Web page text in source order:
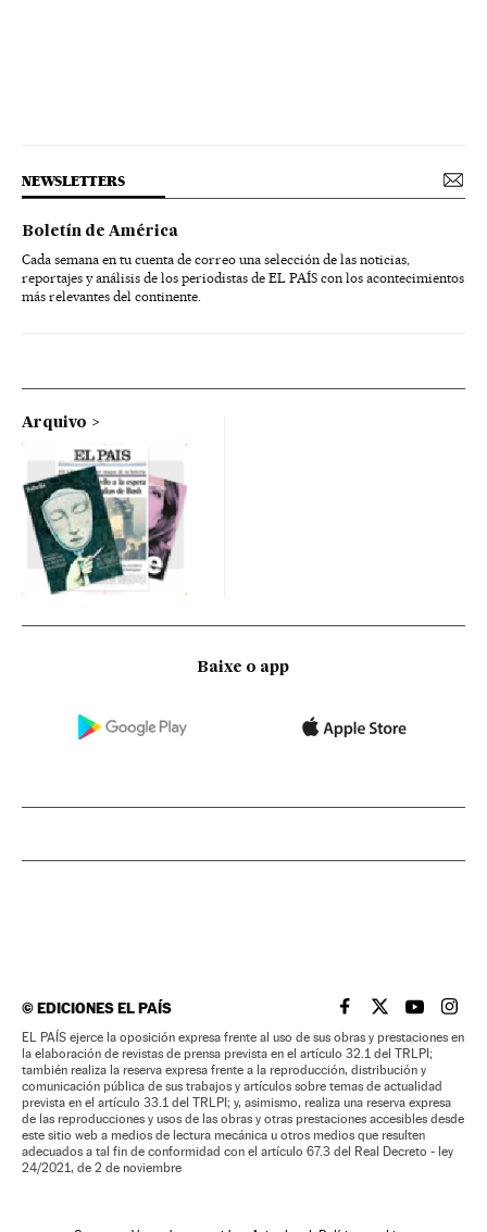
NEWSLETTERS
Boletín de América
Cada semana en tu cuenta de correo una selección de las noticias,
reportajes y análisis de los periodistas de EL PAÍS con los acontecimientos
más relevantes del continente.
Arquivo
Baixe o app
©EDICIONES EL PAÍS EL PAÍS BRASIL EN
EL PAÍSEL PAÍS
EL
EL PAÍS ejerce la oposición expresa frente al uso de sus obras y prestaciones en
la elaboración de revistas de prensa prevista en el artículo 32.1 del TRLPI;
también realiza la reserva expresa frente a la reproducción, distribución y
comunicación pública de sus trabajos y artículos sobre temas de actualidad
prevista en el artículo 33.1 del TRLPI; y, asimismo, realiza una reserva expresa
de las reproducciones y usos de las obras y otras prestaciones accesibles desde
este sitio web a medios de lectura mecánica u otros medios que resulten
adecuados a tal fin de conformidad con el artículo 67.3 del Real Decreto - ley
24/2021, de 2 de noviembre